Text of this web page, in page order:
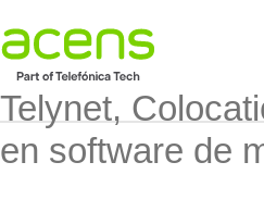
Telynet,
en software de